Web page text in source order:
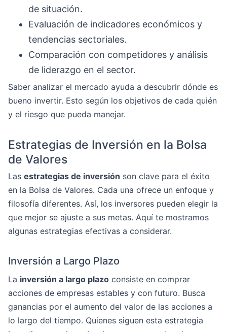
de situación.
Evaluación de indicadores económicos y
tendencias sectoriales.
Comparación con competidores y análisis
de liderazgo en el sector.
Saber analizar el mercado ayuda a descubrir dónde es
bueno invertir. Esto según los objetivos de cada quién
y el riesgo que pueda manejar.
Estrategias de Inversión en la Bolsa
de Valores
Las estrategias de inversión son clave para el éxito
en la Bolsa de Valores. Cada una ofrece un enfoque y
filosofía diferentes. Así, los inversores pueden elegir la
que mejor se ajuste a sus metas. Aquí te mostramos
algunas estrategias efectivas a considerar.
Inversión a Largo Plazo
La inversión a largo plazo consiste en comprar
acciones de empresas estables y con futuro. Busca
ganancias por el aumento del valor de las acciones a
lo largo del tiempo. Quienes siguen esta estrategia